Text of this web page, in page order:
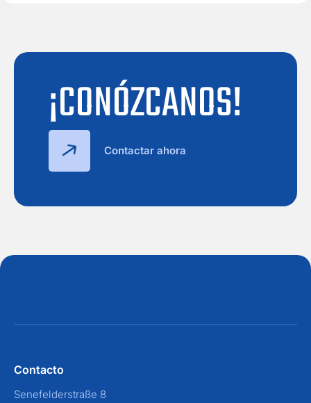
¡CONÓZCANOS!
Contactar ahora
Contacto
Senefelderstraße 8